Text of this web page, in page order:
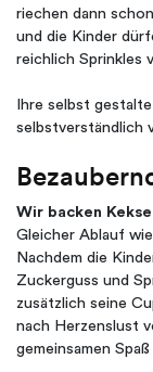
riechen dann
und die Kinder
reichlich Sprinkles
Ihre selbst
selbstverständlich
Wir backen
Gleicher Ablauf
Nachdem die
Zuckerguss und
zusätzlich seine
nach Herzenslust
gemeinsamen